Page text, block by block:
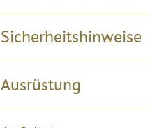
Sicherheitshinweise
Ausrüstung